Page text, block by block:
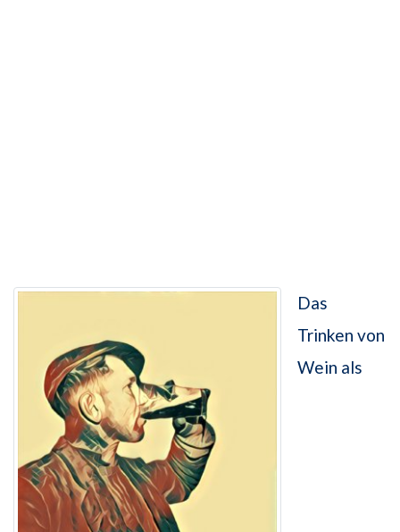
Das
Trinken von
Wein als